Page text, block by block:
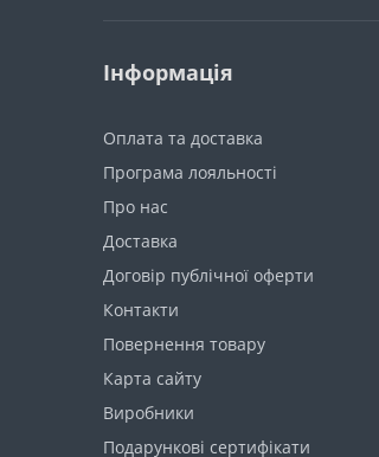
Інформація
Оплата та доставка
Програма лояльності
Про нас
Доставка
Договір публічної оферти
Контакти
Повернення товару
Карта сайту
Виробники
Подарункові сертифікати